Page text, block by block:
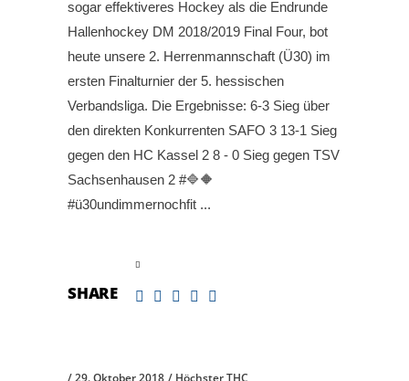
sogar effektiveres Hockey als die Endrunde
Hallenhockey DM 2018/2019 Final Four, bot
heute unsere 2. Herrenmannschaft (Ü30) im
ersten Finalturnier der 5. hessischen
Verbandsliga. Die Ergebnisse: 6-3 Sieg über
den direkten Konkurrenten SAFO 3 13-1 Sieg
gegen den HC Kassel 2 8 - 0 Sieg gegen TSV
Sachsenhausen 2 #🔷🔶
#ü30undimmernochfit
SHARE
29. Oktober 2018
Höchster THC